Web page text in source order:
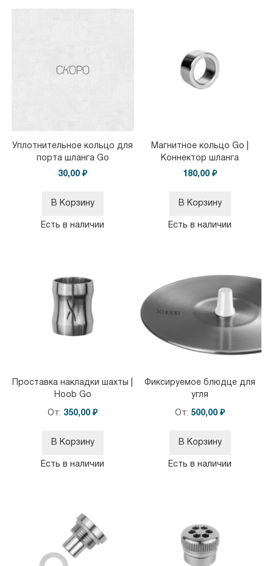
Уплотнительное кольцо для
порта шланга Go
30,00 ₽
В Корзину
Есть в наличии
Магнитное кольцо Go |
Коннектор шланга
180,00 ₽
В Корзину
Есть в наличии
Проставка накладки шахты |
Hoob Go
От 350,00 ₽
В Корзину
Есть в наличии
Фиксируемое блюдце для
угля
От 500,00 ₽
В Корзину
Есть в наличии